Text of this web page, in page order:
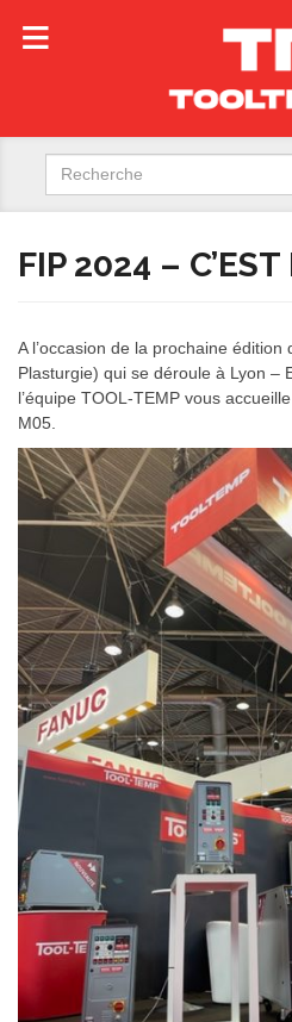
Search
FIP 2024 – C’EST
A l’occasion de la prochaine
Plasturgie) qui se déroule à Lyon –
l’équipe TOOL-TEMP vous
M05.